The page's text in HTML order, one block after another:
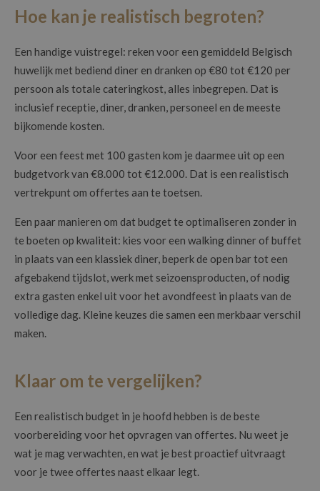
Hoe kan je realistisch begroten?
Een handige vuistregel: reken voor een gemiddeld Belgisch
huwelijk met bediend diner en dranken op €80 tot €120 per
persoon als totale cateringkost, alles inbegrepen. Dat is
inclusief receptie, diner, dranken, personeel en de meeste
bijkomende kosten.
Voor een feest met 100 gasten kom je daarmee uit op een
budgetvork van €8.000 tot €12.000. Dat is een realistisch
vertrekpunt om offertes aan te toetsen.
Een paar manieren om dat budget te optimaliseren zonder in
te boeten op kwaliteit: kies voor een walking dinner of buffet
in plaats van een klassiek diner, beperk de open bar tot een
afgebakend tijdslot, werk met seizoensproducten, of nodig
extra gasten enkel uit voor het avondfeest in plaats van de
volledige dag. Kleine keuzes die samen een merkbaar verschil
maken.
Klaar om te vergelijken?
Een realistisch budget in je hoofd hebben is de beste
voorbereiding voor het opvragen van offertes. Nu weet je
wat je mag verwachten, en wat je best proactief uitvraagt
voor je twee offertes naast elkaar legt.